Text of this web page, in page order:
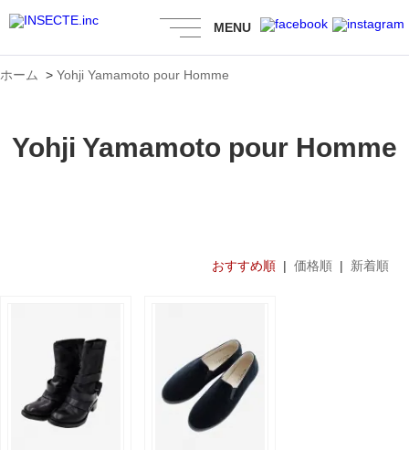
MENU
ホーム > Yohji Yamamoto pour Homme
Yohji Yamamoto pour Homme
おすすめ順| 価格順| 新着順